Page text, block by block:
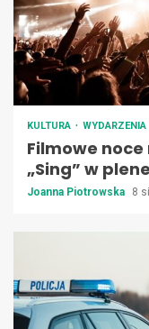
KULTURA WYDARZENIA
Filmowe
„Sing” w
Joanna Piotrowska 8